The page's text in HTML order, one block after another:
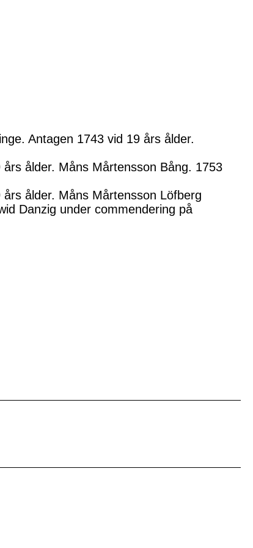
Antagen 1743 vid 19 års ålder.
ålder. Måns Mårtensson Bång. 1753
ålder. Måns Mårtensson Löfberg
Danzig under commendering på